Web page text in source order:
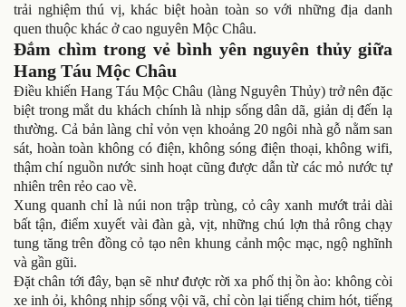
trải nghiệm thú vị, khác biệt hoàn toàn so với những địa danh
quen thuộc khác ở cao nguyên Mộc Châu.
Đắm chìm trong vẻ bình yên nguyên thủy giữa
Hang Táu Mộc Châu
Điều khiến Hang Táu Mộc Châu (làng Nguyên Thủy) trở nên đặc
biệt trong mắt du khách chính là nhịp sống dân dã, giản dị đến lạ
thường. Cả bản làng chỉ vỏn vẹn khoảng 20 ngôi nhà gỗ nằm san
sát, hoàn toàn không có điện, không sóng điện thoại, không wifi,
thậm chí nguồn nước sinh hoạt cũng được dẫn từ các mỏ nước tự
nhiên trên rẻo cao về.
Xung quanh chỉ là núi non trập trùng, cỏ cây xanh mướt trải dài
bất tận, điểm xuyết vài đàn gà, vịt, những chú lợn thả rông chạy
tung tăng trên đồng cỏ tạo nên khung cảnh mộc mạc, ngộ nghĩnh
và gần gũi.
Đặt chân tới đây, bạn sẽ như được rời xa phố thị ồn ào: không còi
xe inh ỏi, không nhịp sống vội vã, chỉ còn lại tiếng chim hót, tiếng